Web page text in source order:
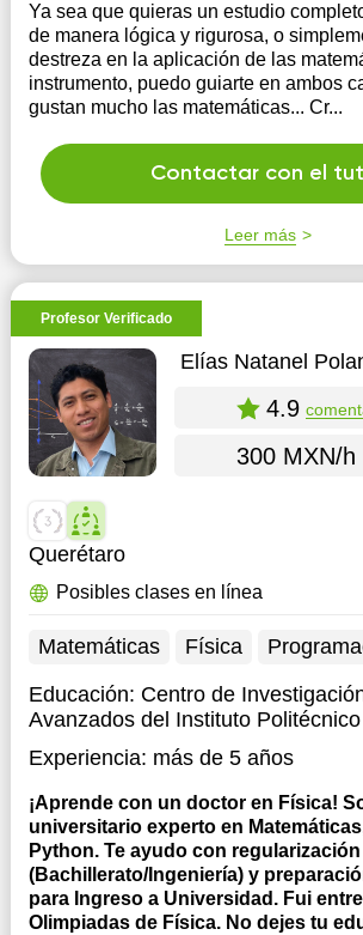
Ya sea que quieras un estudio
de manera lógica y rigurosa, o
destreza en la aplicación de las
instrumento, puedo guiarte en ambos
gustan mucho las matemáticas... Cr...
Contactar con el
Leer más
Profesor Verificado
Elías Natanel
4.9
300 MXN/h
Querétaro
Posibles clases en línea
Matemáticas Física
Educación: Centro de
Avanzados del Instituto Politécnico
Experiencia: más de 5 años
¡Aprende con un doctor en Física!
universitario experto en
Python. Te ayudo con regularización
(Bachillerato/Ingeniería) y
para Ingreso a Universidad. Fui
Olimpiadas de Física. No dejes tu